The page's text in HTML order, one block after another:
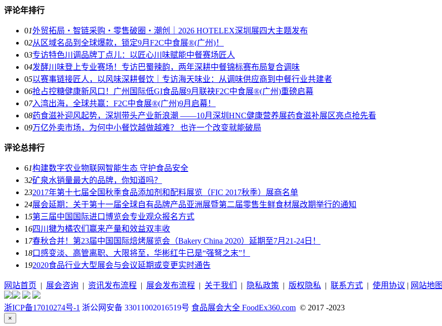
评论年排行
01外贸拓局・智链采购・零售破圈・潮创｜2026 HOTELEX深圳展四大主题发布
02从区域名品到全球爆款，锁定9月F2C中食展®(广州)！
03专访特色川调品牌丁点儿：以匠心川味赋能中餐赛场匠人
04发酵川味登上专业赛场！专访巴蜀辣韵，两年深耕中餐锦标赛布局复合调味
05以赛事链接匠人，以风味深耕餐饮｜专访海天味业：从调味供应商到中餐行业共建者
06抢占控糖健康新风口！广州国际低GI食品展9月联袂F2C中食展®(广州)重磅启幕
07入湾出海，全球共赢：F2C中食展®(广州)9月启幕！
08药食滋补迎风起势，深圳带头产业新浪潮 ——10月深圳HNC健康营养展药食滋补展区亮点抢先看
09万亿外卖市场，为何中小餐饮越做越难？ 也许一个改变就能破局
评论总排行
61构建数字农业物联网智能生态 守护食品安全
32矿泉水销量最大的品牌，你知道吗？
232017年第十七届全国秋季食品添加剂和配料展览（FIC 2017秋季）展商名单
24展会延期：关于第十一届全球自有品牌产品亚洲展暨第二届零售生鲜食材展改期举行的通知
15第三届中国国际进口博览会专业观众报名方式
16四川犍为橘农们赢来产量和效益双丰收
1 7春秋合并！第23届中国国际焙烤展览会（Bakery China 2020）延期至7月21-24日！
18口感变淡、高管离职、大限将至，华彬红牛已是“强弩之末”！
192020食品行业大型展会与会议延期或变更实时通告
网站首页 | 展会咨询 | 资讯发布流程 | 展会发布流程 | 关于我们 | 隐私政策 | 版权隐私 | 联系方式 | 使用协议 | 网站地图
浙ICP备17010274号-1 浙公网安备 33011002016519号 食品展会大全 FoodEx360.com © 2017 -2023
×